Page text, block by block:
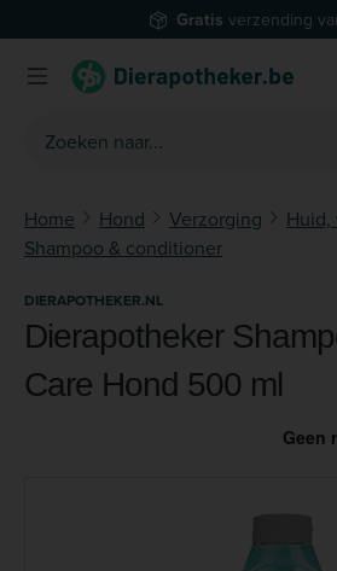
Ga naar de hoofdinhoudGratis verzending
Home Hond Verzorging
Huid,
Shampoo & conditioner
DIERAPOTHEKER.NL
Dierapotheker
Care Hond 500 ml